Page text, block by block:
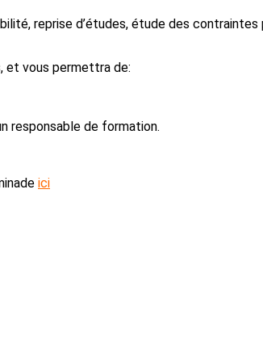
reprise d’études, étude des contraintes
et vous permettra de:
responsable de formation.
ici